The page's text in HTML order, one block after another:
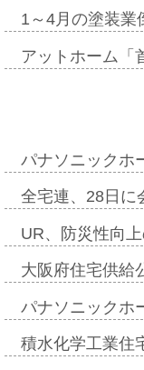
1～4月の塗装
アットホーム「
パナソニックホ
全宅連、28日
UR、防災性向
大阪府住宅供給
パナソニックホ
積水化学工業住